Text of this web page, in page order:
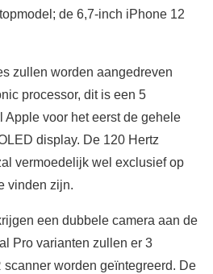
de 6,7-inch iPhone 12
zullen worden aangedreven
processor, dit is een 5
Apple voor het eerst de gehele
display. De 120 Hertz
vermoedelijk wel exclusief op
vinden zijn.
een dubbele camera aan de
Pro varianten zullen er 3
scanner worden geïntegreerd. De